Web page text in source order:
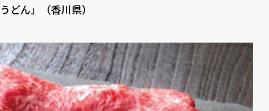
うどん」（香川県）